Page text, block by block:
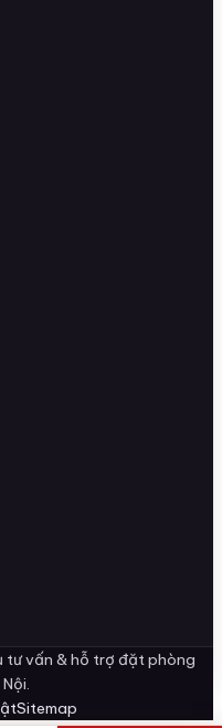
tư vấn & hỗ trợ đặt phòng
Sitemap